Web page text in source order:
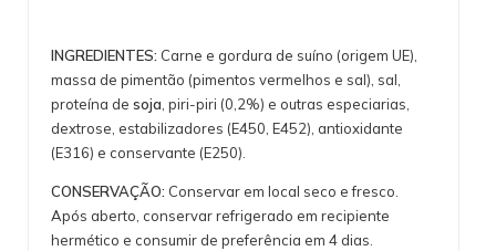
INGREDIENTES: Carne e gordura de suíno (origem UE),
massa de pimentão (pimentos vermelhos e sal), sal,
proteína de soja , piri-piri (0,2%) e outras especiarias,
dextrose, estabilizadores (E450, E452), antioxidante
(E316) e conservante (E250).
CONSERVAÇÃO: Conservar em local seco e fresco.
Após aberto, conservar refrigerado em recipiente
hermético e consumir de preferência em 4 dias.